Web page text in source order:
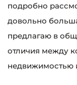
подробно
довольно
предлагаю в
отличия между
недвижимостью